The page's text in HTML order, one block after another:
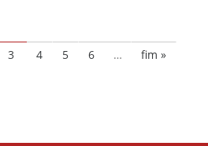
3 4 5 6 … fim »